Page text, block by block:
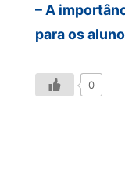
– A
para os
0